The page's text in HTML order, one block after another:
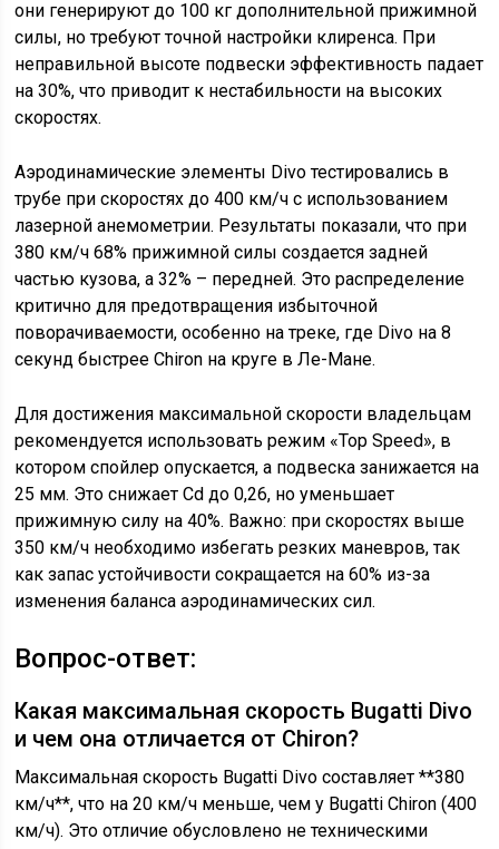
они генерируют до 100 кг дополнительной прижимной
силы, но требуют точной настройки клиренса. При
неправильной высоте подвески эффективность падает
на 30%, что приводит к нестабильности на высоких
скоростях.
Аэродинамические элементы Divo тестировались в
трубе при скоростях до 400 км/ч с использованием
лазерной анемометрии. Результаты показали, что при
380 км/ч 68% прижимной силы создается задней
частью кузова, а 32% – передней. Это распределение
критично для предотвращения избыточной
поворачиваемости, особенно на треке, где Divo на 8
секунд быстрее Chiron на круге в Ле-Мане.
Для достижения максимальной скорости владельцам
рекомендуется использовать режим «Top Speed», в
котором спойлер опускается, а подвеска занижается на
25 мм. Это снижает Cd до 0,26, но уменьшает
прижимную силу на 40%. Важно: при скоростях выше
350 км/ч необходимо избегать резких маневров, так
как запас устойчивости сокращается на 60% из-за
изменения баланса аэродинамических сил.
Вопрос-ответ:
Какая максимальная скорость Bugatti Divo
и чем она отличается от Chiron?
Максимальная скорость Bugatti Divo составляет **380
км/ч**, что на 20 км/ч меньше, чем у Bugatti Chiron (400
км/ч). Это отличие обусловлено не техническими